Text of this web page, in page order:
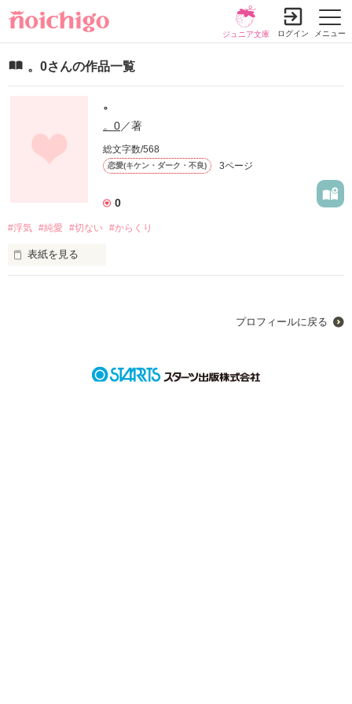
メニュー
ジュニア文庫 ログイン
。0さんの作品一覧
。
。0／著
総文字数/568
恋愛(キケン・ダーク・不良) 3ページ
0
#浮気 #純愛 #切ない #からくり
表紙を見る
神様。神様どうか…
プロフィールに戻る